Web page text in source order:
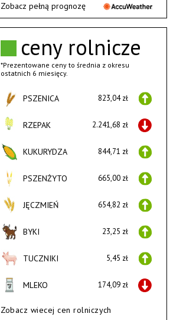
ceny rolnicze
*Prezentowane ceny to średnia z okresu
ostatnich 6 miesięcy.
PSZENICA 823,04 zł
RZEPAK 2.241,68 zł
KUKURYDZA 844,71 zł
PSZENŻYTO 665,00 zł
JĘCZMIEŃ 654,82 zł
BYKI 23,25 zł
TUCZNIKI 5,45 zł
MLEKO 174,09 zł
Zobacz wiecej cen rolniczych
Zobacz pełną prognozę